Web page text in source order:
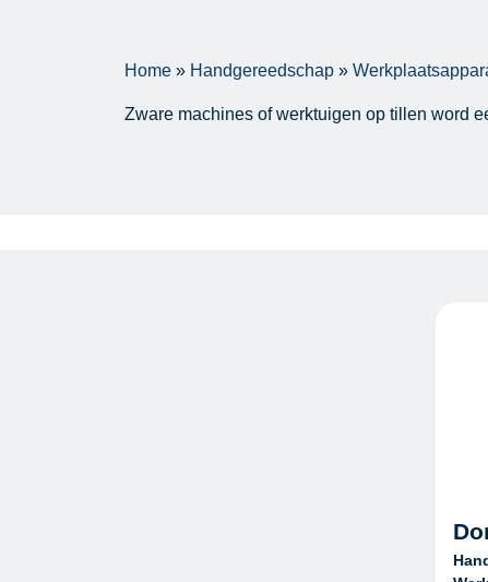
Home » Handgereedschap »
Zware machines of werktuigen op tillen word